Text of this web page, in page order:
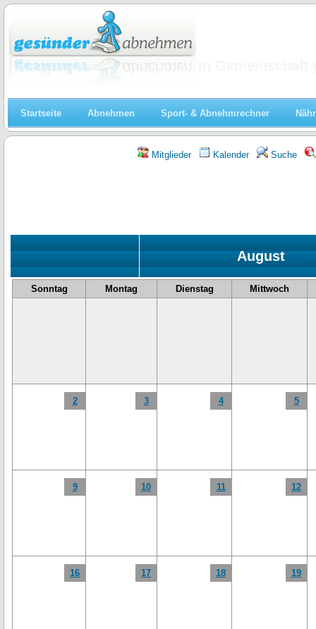
Startseite Abnehmen Sport- & Abnehmrechner
Mitglieder Kalender Suche
August
Sonntag Montag Dienstag Mittwoch
2 3 4 5
9 10 11 12
16 17 18 19